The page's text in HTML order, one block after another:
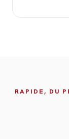
RAPIDE, DU